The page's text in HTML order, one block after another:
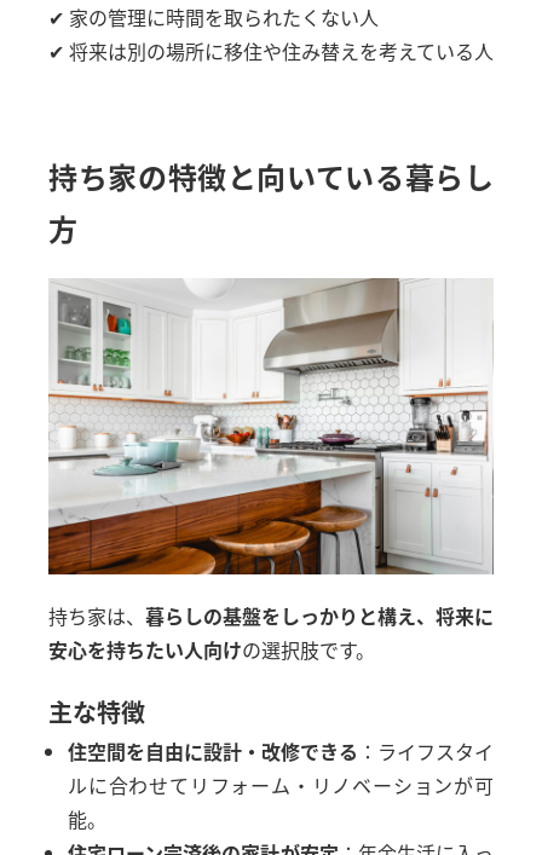
✔ 家の管理に時間を取られたくない人
✔ 将来は別の場所に移住や住み替えを考えている人
持ち家の特徴と向いている暮らし
方
持ち家は、 暮らしの基盤をしっかりと構え、将来に
安心を持ちたい人向けの選択肢です。
主な特徴
住空間を自由に設計・改修できる ：ライフスタイ
ルに合わせてリフォーム・リノベーションが可
能。